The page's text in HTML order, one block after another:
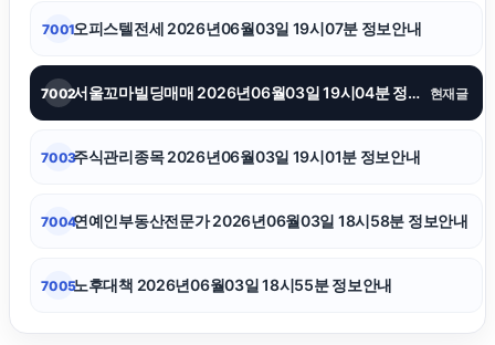
축구반티
하수구막힘
7001오피스텔전세 2026년06월03일 19시07분 정보안내
7002 서울꼬마빌딩매매 2026년06월03일 19시04분 정보안내 현재글
7003주식관리종목 2026년06월03일 19시01분 정보안내
7004연예인부동산전문가 2026년06월03일 18시58분 정보안내
7005노후대책 2026년06월03일 18시55분 정보안내